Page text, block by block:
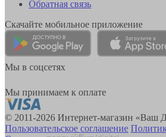
Обратная связь
Скачайте мобильное приложение
Мы в соцсетях
Мы принимаем к оплате
© 2011-2026 Интернет-магазин «Ваш
Пользовательское соглашение